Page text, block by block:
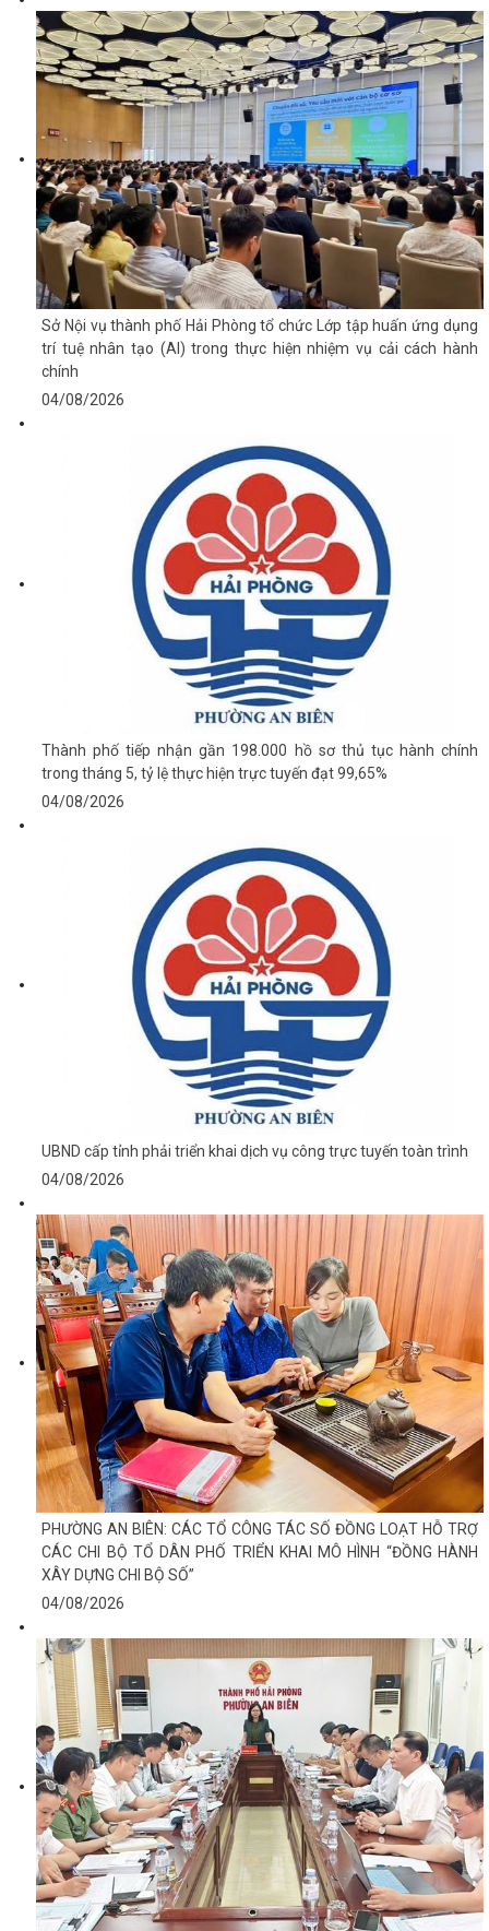
Sở Nội vụ thành phố Hải Phòng tổ chức Lớp tập huấn ứng dụng
trí tuệ nhân tạo (AI) trong thực hiện nhiệm vụ cải cách hành
chính
04/08/2026
Thành phố tiếp nhận gần 198.000 hồ sơ thủ tục hành chính
trong tháng 5, tỷ lệ thực hiện trực tuyến đạt 99,65%
04/08/2026
UBND cấp tỉnh phải triển khai dịch vụ công trực tuyến toàn trình
04/08/2026
PHƯỜNG AN BIÊN: CÁC TỔ CÔNG TÁC SỐ ĐỒNG LOẠT HỖ TRỢ
CÁC CHI BỘ TỔ DÂN PHỐ TRIỂN KHAI MÔ HÌNH “ĐỒNG HÀNH
XÂY DỰNG CHI BỘ SỐ”
04/08/2026